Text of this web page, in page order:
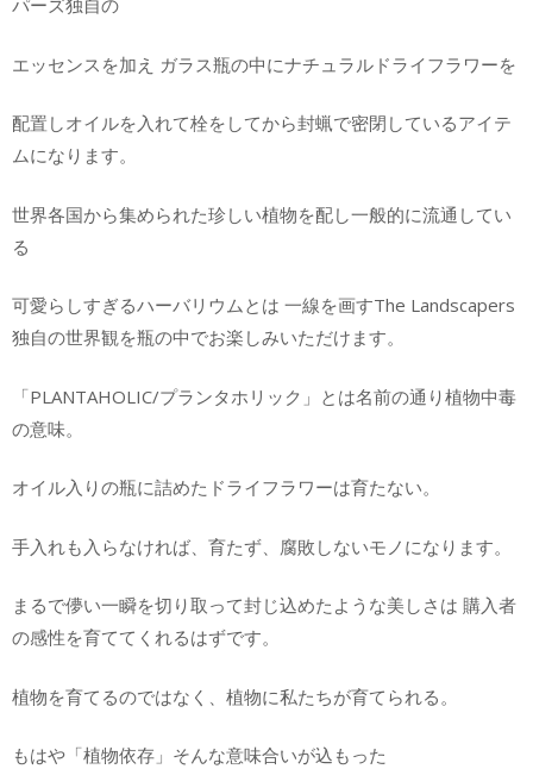
パーズ独自の
エッセンスを加え ガラス瓶の中にナチュラルドライフラワーを
配置しオイルを入れて栓をしてから封蝋で密閉しているアイテ
ムになります。
世界各国から集められた珍しい植物を配し一般的に流通してい
る
可愛らしすぎるハーバリウムとは 一線を画すThe Landscapers
独自の世界観を瓶の中でお楽しみいただけます。
「PLANTAHOLIC/プランタホリック」とは名前の通り植物中毒
の意味。
オイル入りの瓶に詰めたドライフラワーは育たない。
手入れも入らなければ、育たず、腐敗しないモノになります。
まるで儚い一瞬を切り取って封じ込めたような美しさは 購入者
の感性を育ててくれるはずです。
植物を育てるのではなく、植物に私たちが育てられる。
もはや「植物依存」そんな意味合いが込もった